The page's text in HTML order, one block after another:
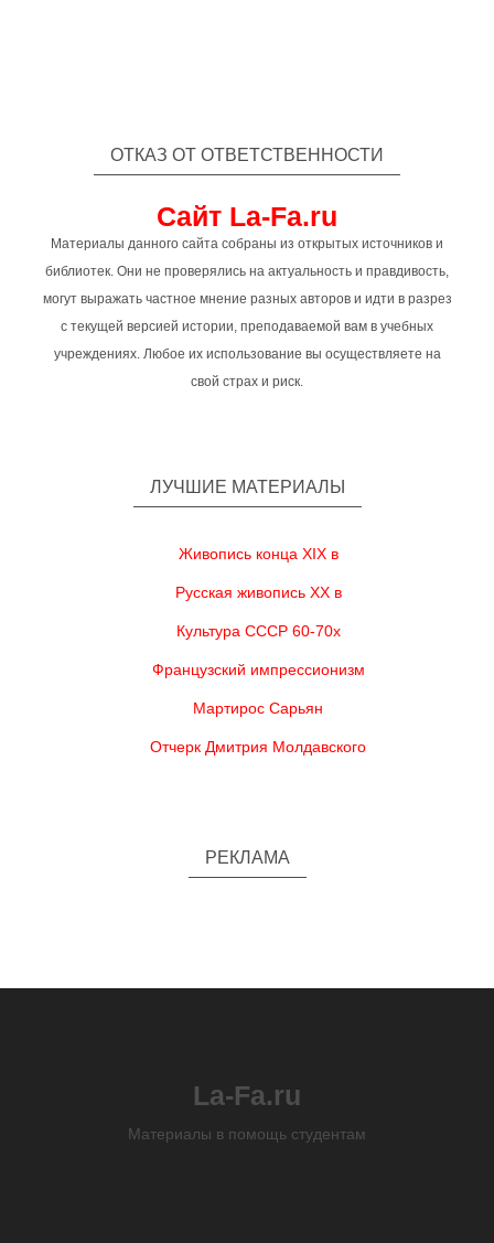
ОТКАЗ ОТ ОТВЕТСТВЕННОСТИ
Сайт La-Fa.ru
Материалы данного сайта собраны из открытых источников и
библиотек. Они не проверялись на актуальность и правдивость,
могут выражать частное мнение разных авторов и идти в разрез
с текущей версией истории, преподаваемой вам в учебных
учреждениях. Любое их использование вы осуществляете на
свой страх и риск.
ЛУЧШИЕ МАТЕРИАЛЫ
Живопись конца XIX в
Русская живопись XX в
Культура СССР 60-70х
Французский импрессионизм
Мартирос Сарьян
Отчерк Дмитрия Молдавского
РЕКЛАМА
La-Fa.ru
Материалы в помощь студентам